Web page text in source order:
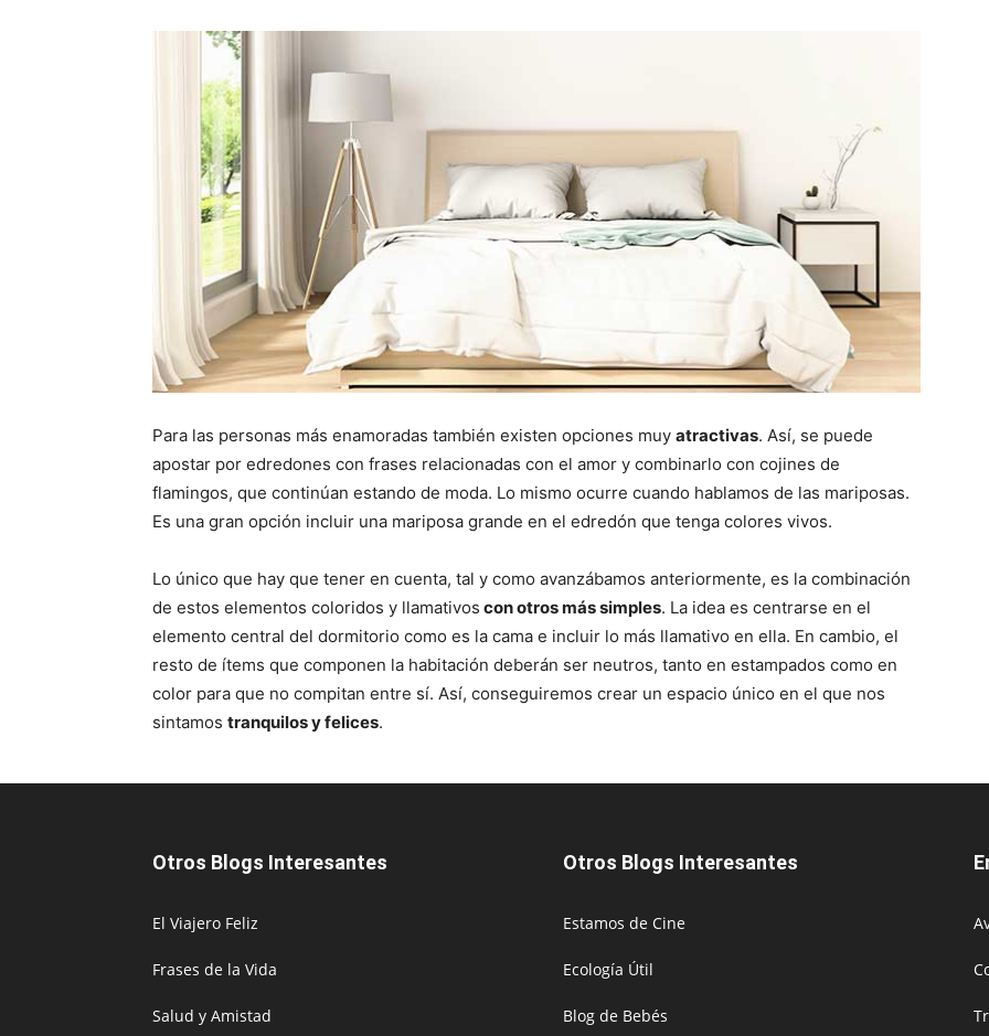
Para las personas más enamoradas también existen opciones muy atractivas. Así, se puede
apostar por edredones con frases relacionadas con el amor y combinarlo con cojines de
flamingos, que continúan estando de moda. Lo mismo ocurre cuando hablamos de las mariposas.
Es una gran opción incluir una mariposa grande en el edredón que tenga colores vivos.
Lo único que hay que tener en cuenta, tal y como avanzábamos anteriormente, es la combinación
de estos elementos coloridos y llamativos con otros más simples. La idea es centrarse en el
elemento central del dormitorio como es la cama e incluir lo más llamativo en ella. En cambio, el
resto de ítems que componen la habitación deberán ser neutros, tanto en estampados como en
color para que no compitan entre sí. Así, conseguiremos crear un espacio único en el que nos
sintamos tranquilos y felices.
Otros Blogs Interesantes
El Viajero Feliz
Frases de la Vida
Salud y Amistad
Otros Blogs Interesantes
Estamos de Cine
Ecología Útil
Blog de Bebés